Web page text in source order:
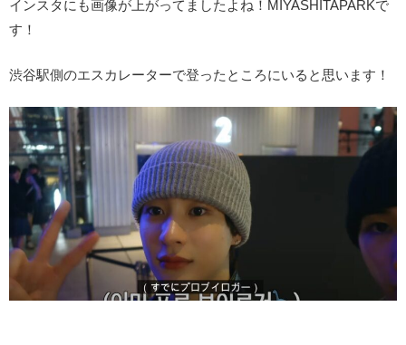
インスタにも画像が上がってましたよね！MIYASHITAPARKで
す！
渋谷駅側のエスカレーターで登ったところにいると思います！